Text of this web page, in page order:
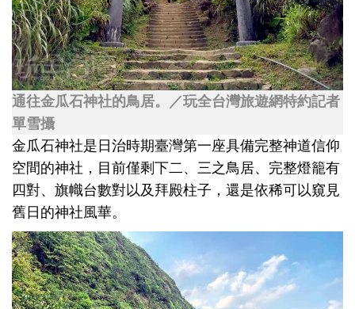
通往金瓜石神社的鳥居。／玩全台灣旅遊網特約記者
單雪攝
金瓜石神社是日治時期臺灣第一座具備完整神道信仰
空間的神社，目前僅剩下二、三之鳥居、完整燈籠有
四對、旗幟台數對以及拜殿柱子，還是依稀可以窺見
舊日的神社風華。